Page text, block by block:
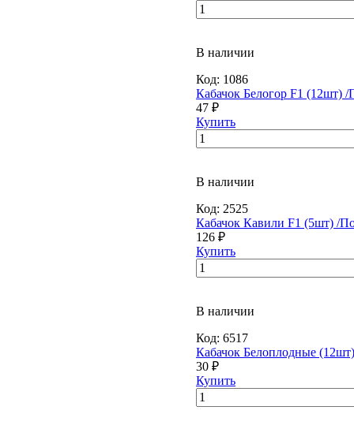
В наличии
Код: 1086
Кабачок Белогор F1 (12шт) /
47 ₽
Купить
В наличии
Код: 2525
Кабачок Кавили F1 (5шт) /
126 ₽
Купить
В наличии
Код: 6517
Кабачок Белоплодные
30 ₽
Купить